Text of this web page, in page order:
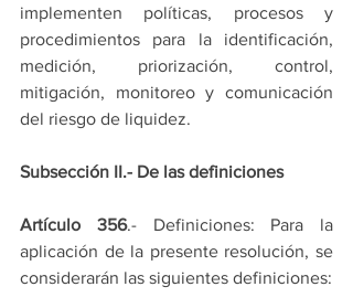
implementen políticas, procesos y
procedimientos para la identificación,
medición, priorización, control,
mitigación, monitoreo y comunicación
del riesgo de liquidez.
Subsección II.- De las definiciones
Artículo 356.- Definiciones: Para la
aplicación de la presente resolución, se
considerarán las siguientes definiciones: